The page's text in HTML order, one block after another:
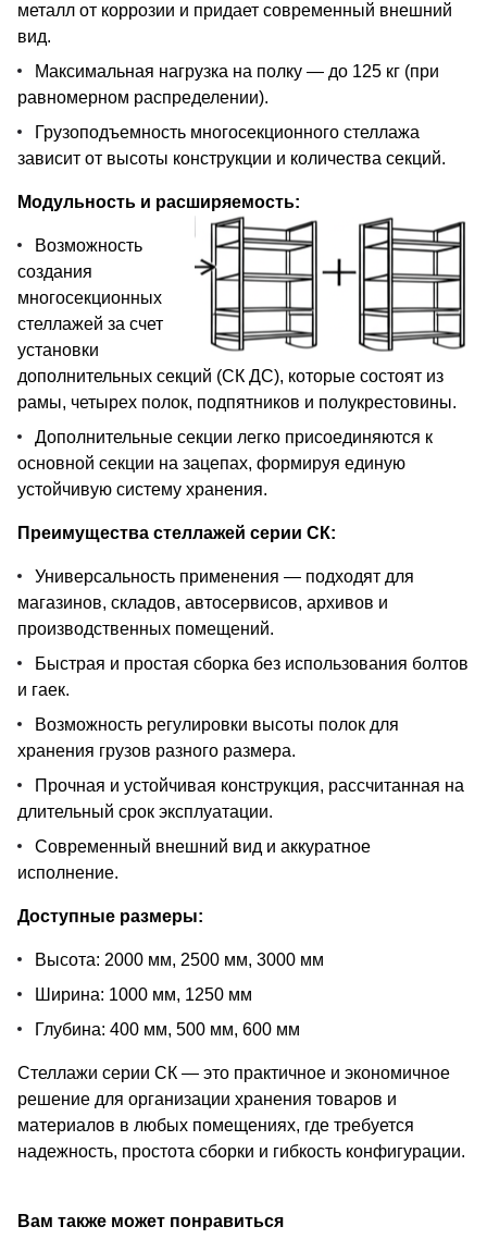
металл от коррозии и придает современный внешний
вид.
Максимальная нагрузка на полку — до 125 кг (при
равномерном распределении).
Грузоподъемность многосекционного стеллажа
зависит от высоты конструкции и количества секций.
Модульность и расширяемость:
Возможность
создания
многосекционных
стеллажей за счет
установки
дополнительных секций (СК ДС), которые состоят из
рамы, четырех полок, подпятников и полукрестовины.
Дополнительные секции легко присоединяются к
основной секции на зацепах, формируя единую
устойчивую систему хранения.
Преимущества стеллажей серии СК:
Универсальность применения — подходят для
магазинов, складов, автосервисов, архивов и
производственных помещений.
Быстрая и простая сборка без использования болтов
и гаек.
Возможность регулировки высоты полок для
хранения грузов разного размера.
Прочная и устойчивая конструкция, рассчитанная на
длительный срок эксплуатации.
Современный внешний вид и аккуратное
исполнение.
Доступные размеры:
Высота: 2000 мм, 2500 мм, 3000 мм
Ширина: 1000 мм, 1250 мм
Глубина: 400 мм, 500 мм, 600 мм
Стеллажи серии СК — это практичное и экономичное
решение для организации хранения товаров и
материалов в любых помещениях, где требуется
надежность, простота сборки и гибкость конфигурации.
Вам также может понравиться